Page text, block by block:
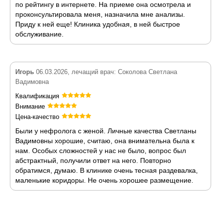
по рейтингу в интернете. На приеме она осмотрела и
проконсультировала меня, назначила мне анализы.
Приду к ней еще! Клиника удобная, в ней быстрое
обслуживание.
Игорь 06.03.2026, лечащий врач: Соколова Светлана
Вадимовна
Квалификация
Внимание
Цена-качество
Были у нефролога с женой. Личные качества Светланы
Вадимовны хорошие, считаю, она внимательна была к
нам. Особых сложностей у нас не было, вопрос был
абстрактный, получили ответ на него. Повторно
обратимся, думаю. В клинике очень тесная раздевалка,
маленькие коридоры. Не очень хорошее размещение.